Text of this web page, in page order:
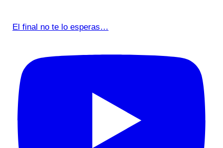
El final no te lo esperas…